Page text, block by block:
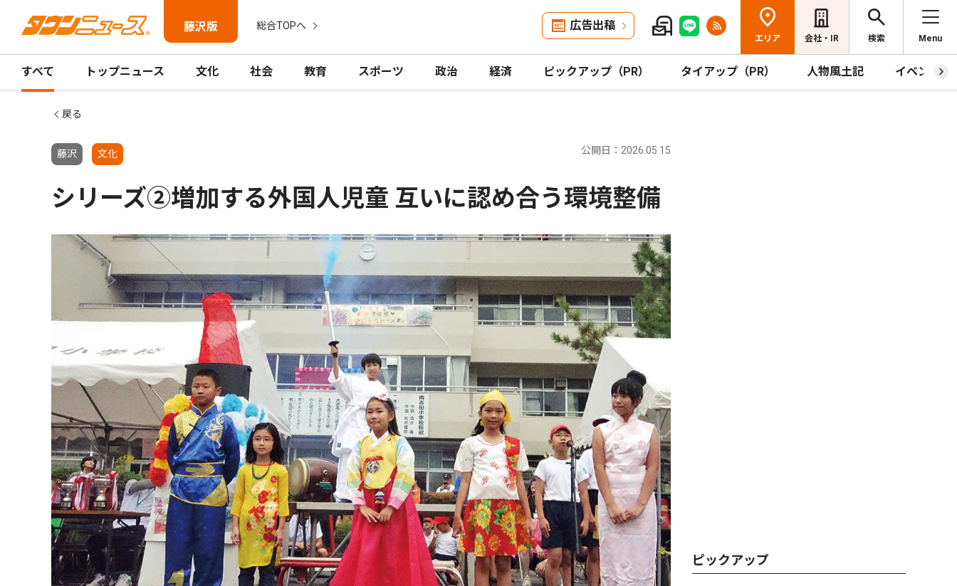
藤沢版 総合TOPへ 広告出稿
エリア 会社・IR 検索 Menu
すべて トップニュース 文化 社会 教育 スポーツ 政治 経済 ピックアップ（PR） タイアップ（PR） 人物風土記 イベント
戻る
藤沢 文化 公開日：2026.05.15
シリーズ②増加する外国人児童 互いに認め合う環境整備
ピックアップ